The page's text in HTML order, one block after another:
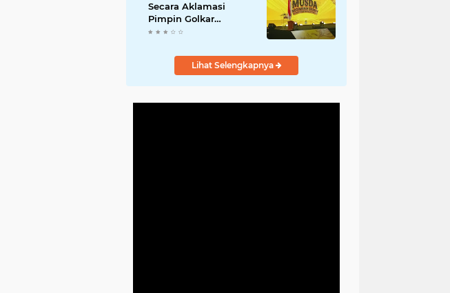
Secara Aklamasi
Pimpin Golkar
Bandung Barat,
Kepemimpinan
Harmonis "TurunLihat Selengkapnya